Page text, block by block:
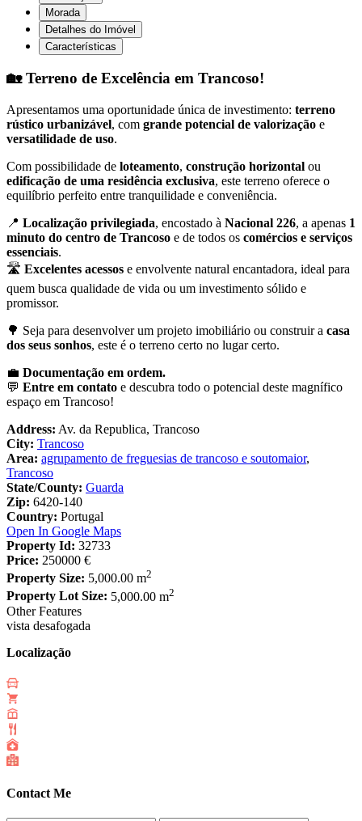
Morada
Detalhes do Imóvel
Características
🏡Terreno de Excelência em Trancoso!
Apresentamos uma oportunidade única de investimento: terreno
rústico urbanizável, com grande potencial de valorização e
versatilidade de uso.
Com possibilidade de loteamento, construção horizontal ou
edificação de uma residência exclusiva, este terreno oferece o
equilíbrio perfeito entre tranquilidade e conveniência.
📍 Localização privilegiada, encostado à Nacional 226, a apenas 1
minuto do centro de Trancoso e de todos os comércios e serviços
essenciais.
🛣️ Excelentes acessos e envolvente natural encantadora, ideal para
quem busca qualidade de vida ou um investimento sólido e
promissor.
🌳 Seja para desenvolver um projeto imobiliário ou construir a casa
dos seus sonhos, este é o terreno certo no lugar certo.
💼 Documentação em ordem.
💬 Entre em contato e descubra todo o potencial deste magnífico
espaço em Trancoso!
Address: Av. da Republica, Trancoso
City: Trancoso
Area: agrupamento de freguesias de trancoso e soutomaior,
Trancoso
State/County: Guarda
Zip: 6420-140
Country: Portugal
Open In Google Maps
Property Id: 32733
Price: 250000 €
Property Size: 5,000.00 m2
Property Lot Size: 5,000.00 m2
Other Features
vista desafogada
Localização
Contact Me